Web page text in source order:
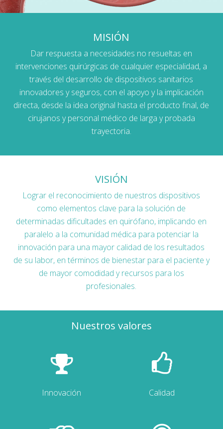
MISIÓN
Dar respuesta a necesidades no resueltas en
intervenciones quirúrgicas de cualquier especialidad, a
través del desarrollo de dispositivos sanitarios
innovadores y seguros, con el apoyo y la implicación
directa, desde la idea original hasta el producto final, de
cirujanos y personal médico de larga y probada
trayectoria.
VISIÓN
Lograr el reconocimiento de nuestros dispositivos
como elementos clave para la solución de
determinadas dificultades en quirófano, implicando en
paralelo a la comunidad médica para potenciar la
innovación para una mayor calidad de los resultados
de su labor, en términos de bienestar para el paciente y
de mayor comodidad y recursos para los
profesionales.
Nuestros valores
Innovación Calidad